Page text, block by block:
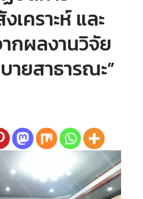
เคราะห์ และ
กผลงานวิจัย
ายสาธารณะ”